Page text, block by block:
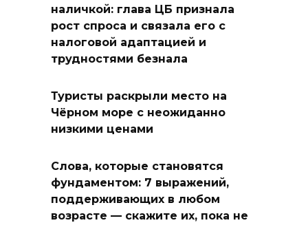
наличкой: глава ЦБ признала
рост спроса и связала его с
налоговой адаптацией и
трудностями безнала
Туристы раскрыли место на
Чёрном море с неожиданно
низкими ценами
Слова, которые становятся
фундаментом: 7 выражений,
поддерживающих в любом
возрасте — скажите их, пока не